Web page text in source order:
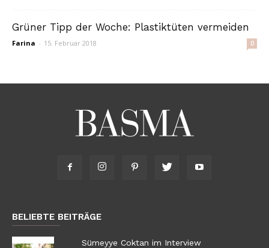
Grüner Tipp der Woche: Plastiktüten vermeiden
Farina - 15. Februar 2018 0
BELIEBTE BEITRÄGE
Sümeyye Coktan im Interview